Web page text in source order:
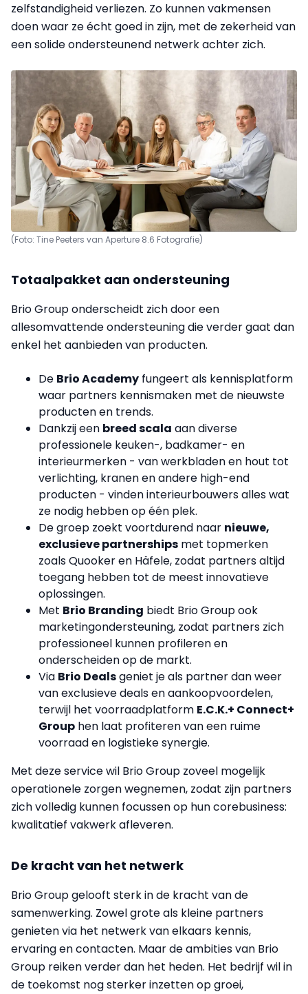
zelfstandigheid verliezen. Zo kunnen vakmensen
doen waar ze écht goed in zijn, met de zekerheid van
een solide ondersteunend netwerk achter zich.
(Foto: Tine Peeters van Aperture 8.6 Fotografie)
Totaalpakket aan ondersteuning
Brio Group onderscheidt zich door een
allesomvattende ondersteuning die verder gaat dan
enkel het aanbieden van producten.
De Brio Academy fungeert als kennisplatform
waar partners kennismaken met de nieuwste
producten en trends.
Dankzij een breed scala aan diverse
professionele keuken-, badkamer- en
interieurmerken - van werkbladen en hout tot
verlichting, kranen en andere high-end
producten - vinden interieurbouwers alles wat
ze nodig hebben op één plek.
De groep zoekt voortdurend naar nieuwe,
exclusieve partnerships met topmerken
zoals Quooker en Häfele, zodat partners altijd
toegang hebben tot de meest innovatieve
oplossingen.
Met Brio Branding biedt Brio Group ook
marketingondersteuning, zodat partners zich
professioneel kunnen profileren en
onderscheiden op de markt.
Via Brio Dealsgeniet je als partner dan weer
van exclusieve deals en aankoopvoordelen,
terwijl het voorraadplatform E.C.K.+ Connect+
Group hen laat profiteren van een ruime
voorraad en logistieke synergie.
Met deze service wil Brio Group zoveel mogelijk
operationele zorgen wegnemen, zodat zijn partners
zich volledig kunnen focussen op hun corebusiness:
kwalitatief vakwerk afleveren.
De kracht van het netwerk
Brio Group gelooft sterk in de kracht van de
samenwerking. Zowel grote als kleine partners
genieten via het netwerk van elkaars kennis,
ervaring en contacten. Maar de ambities van Brio
Group reiken verder dan het heden. Het bedrijf wil in
de toekomst nog sterker inzetten op groei,